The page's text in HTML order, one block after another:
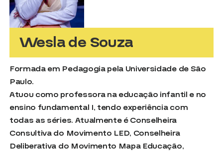
Wesla de Souza
Formada em Pedagogia pela Universidade de São
Paulo.
Atuou como professora na educação infantil e no
ensino fundamental I, tendo experiência com
todas as séries. Atualmente é Conselheira
Consultiva do Movimento LED, Conselheira
Deliberativa do Movimento Mapa Educação,